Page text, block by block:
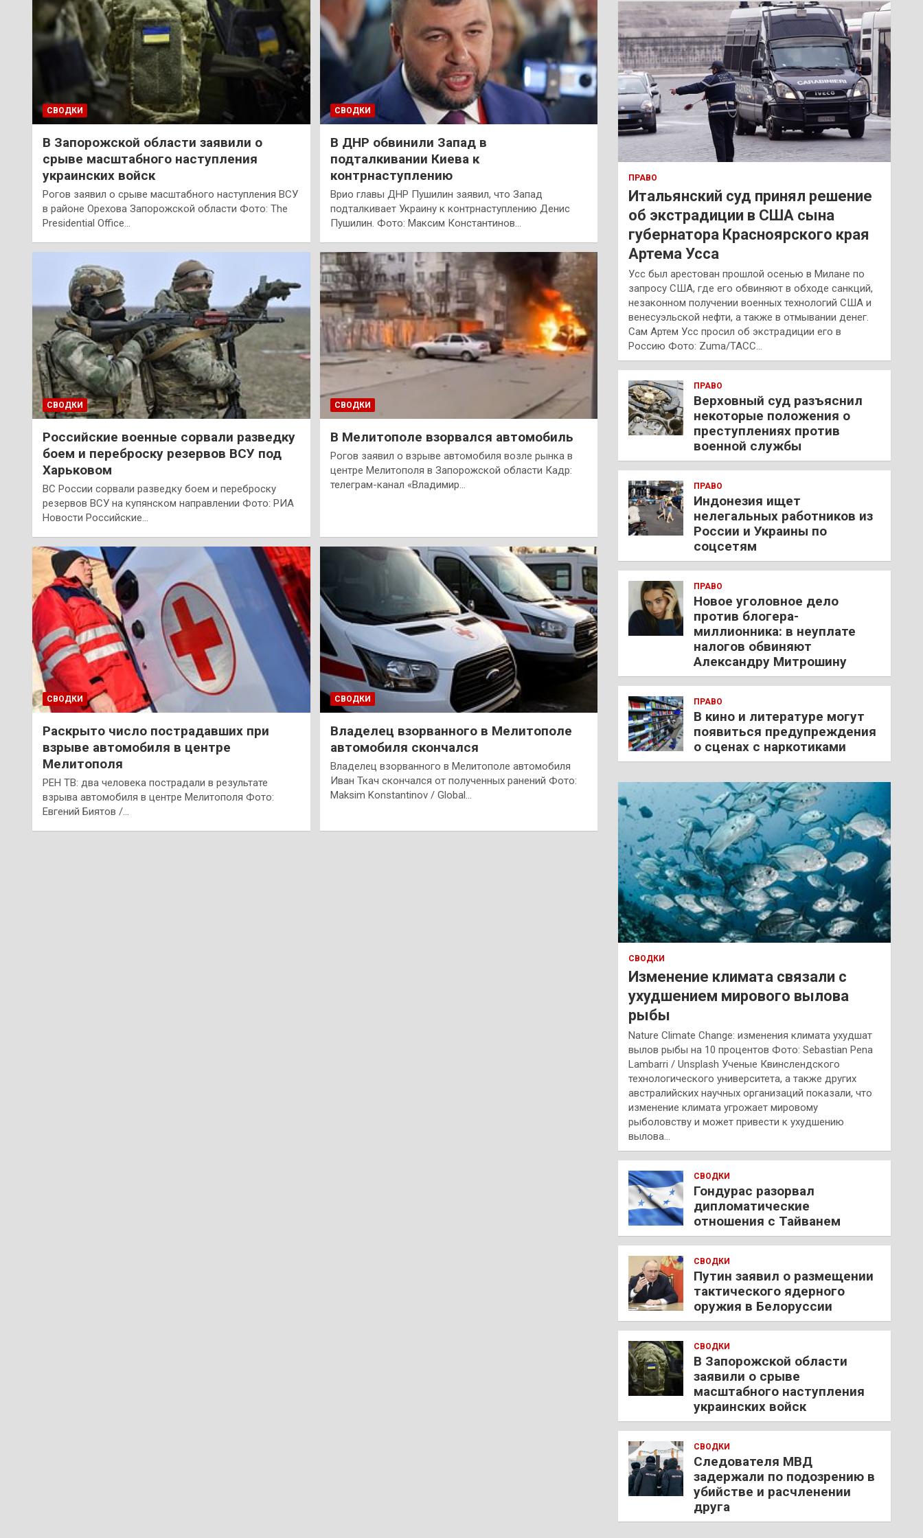
СВОДКИ
В Запорожской области заявили о
срыве масштабного наступления
украинских войск
Рогов заявил о срыве масштабного наступления ВСУ
в районе Орехова Запорожской области Фото: The
Presidential Office…
СВОДКИ
В ДНР обвинили Запад в
подталкивании Киева к
контрнаступлению
Врио главы ДНР Пушилин заявил, что Запад
подталкивает Украину к контрнаступлению Денис
Пушилин. Фото: Максим Константинов…
СВОДКИ
Российские военные сорвали разведку
боем и переброску резервов ВСУ под
Харьковом
ВС России сорвали разведку боем и переброску
резервов ВСУ на купянском направлении Фото: РИА
Новости Российские…
СВОДКИ
В Мелитополе взорвался автомобиль
Рогов заявил о взрыве автомобиля возле рынка в
центре Мелитополя в Запорожской области Кадр:
телеграм-канал «Владимир…
СВОДКИ
Раскрыто число пострадавших при
взрыве автомобиля в центре
Мелитополя
РЕН ТВ: два человека пострадали в результате
взрыва автомобиля в центре Мелитополя Фото:
Евгений Биятов /…
СВОДКИ
Владелец взорванного в Мелитополе
автомобиля скончался
Владелец взорванного в Мелитополе автомобиля
Иван Ткач скончался от полученных ранений Фото:
Maksim Konstantinov / Global…
к
ПРАВО
Итальянский суд принял решение
об экстрадиции в США сына
губернатора Красноярского края
Артема Усса
Усс был арестован прошлой осенью в Милане по
запросу США, где его обвиняют в обходе санкций,
незаконном получении военных технологий США и
венесуэльской нефти, а также в отмывании денег.
Сам Артем Усс просил об экстрадиции его в
Россию Фото: Zuma/ТАСС…
ПРАВО
Верховный суд разъяснил
некоторые положения о
преступлениях против
военной службы
ПРАВО
Индонезия ищет
нелегальных работников из
России и Украины по
соцсетям
ПРАВО
Новое уголовное дело
против блогера-
миллионника: в неуплате
налогов обвиняют
Александру Митрошину
ПРАВО
В кино и литературе могут
появиться предупреждения
о сценах с наркотиками
СВОДКИ
Изменение климата связали с
ухудшением мирового вылова
рыбы
Nature Climate Change: изменения климата ухудшат
вылов рыбы на 10 процентов Фото: Sebastian Pena
Lambarri / Unsplash Ученые Квинслендского
технологического университета, а также других
австралийских научных организаций показали, что
изменение климата угрожает мировому
рыболовству и может привести к ухудшению
вылова…
СВОДКИ
Гондурас разорвал
дипломатические
отношения с Тайванем
СВОДКИ
Путин заявил о размещении
тактического ядерного
оружия в Белоруссии
СВОДКИ
В Запорожской области
заявили о срыве
масштабного наступления
украинских войск
СВОДКИ
Следователя МВД
задержали по подозрению в
убийстве и расчленении
друга